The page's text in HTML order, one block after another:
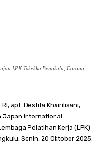
LPK Takekka Bengkulu, Dorong
RI, apt. Destita Khairilisani,
Japan International
Pelatihan Kerja (LPK)
Senin, 20 Oktober 2025.